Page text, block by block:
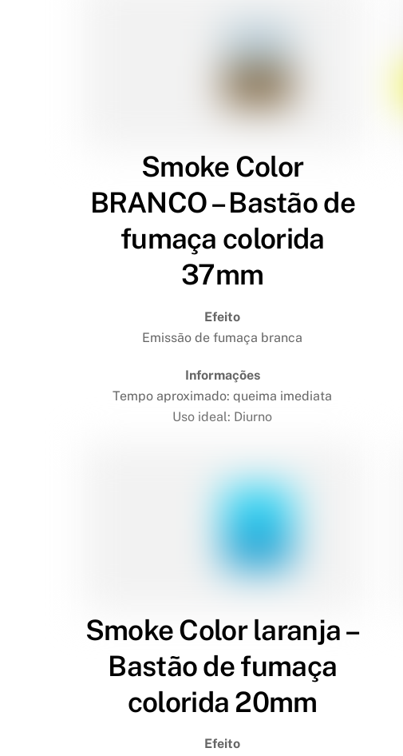
Smoke Color
BRANCO – Bastão de
fumaça colorida
37mm
Efeito
Emissão de fumaça branca
Informações
Tempo aproximado: queima imediata
Uso ideal: Diurno
Smoke Color laranja –
Bastão de fumaça
colorida 20mm
Efeito